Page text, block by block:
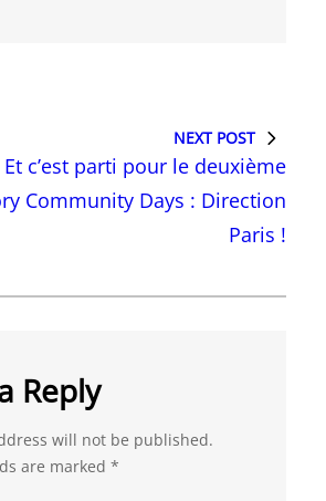
NEXT POST
Et c’est parti pour le deuxième
Community Days : Direction
Paris !
Reply
will not be published.
are marked *